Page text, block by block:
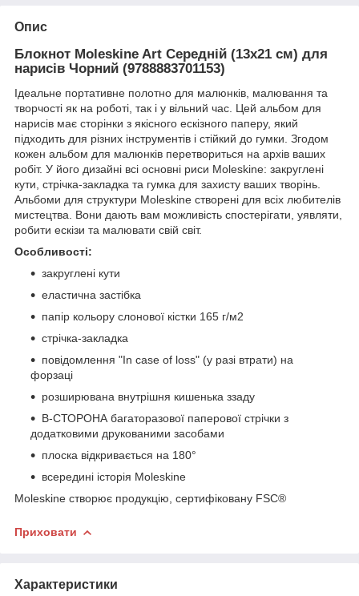
Опис
Блокнот Moleskine Art Середній (13х21 см) для
нарисів Чорний (9788883701153)
Ідеальне портативне полотно для малюнків, малювання та
творчості як на роботі, так і у вільний час. Цей альбом для
нарисів має сторінки з якісного ескізного паперу, який
підходить для різних інструментів і стійкий до гумки. Згодом
кожен альбом для малюнків перетвориться на архів ваших
робіт. У його дизайні всі основні риси Moleskine: закруглені
кути, стрічка-закладка та гумка для захисту ваших творінь.
Альбоми для структури Moleskine створені для всіх любителів
мистецтва. Вони дають вам можливість спостерігати, уявляти,
робити ескізи та малювати свій світ.
Особливості:
закруглені кути
еластична застібка
папір кольору слонової кістки 165 г/м2
стрічка-закладка
повідомлення "In case of loss" (у разі втрати) на
форзаці
розширювана внутрішня кишенька ззаду
В-СТОРОНА багаторазової паперової стрічки з
додатковими друкованими засобами
плоска відкривається на 180°
всередині історія Moleskine
Moleskine створює продукцію, сертифіковану FSC®
Приховати
Характеристики